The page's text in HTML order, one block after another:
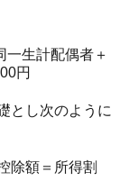
一生計配偶者＋
円
とし次のように
除額＝所得割